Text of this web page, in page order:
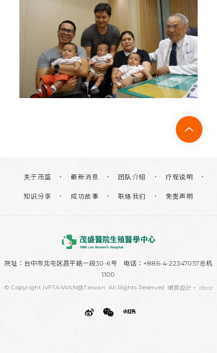
关于茂盛 最新消息 团队介绍 疗程说明
知识分享 成功故事 联络我们 免责声明
院址： 台中市北屯区昌平路一段30-6号 电话：+886-4-22347057总机
1100
© Copyright IVFTAIWAN@Taiwan. All Rights Reserved. 網頁設計 ‧ iBest